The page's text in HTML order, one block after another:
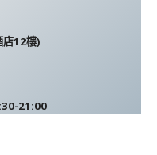
店12樓)
21:00